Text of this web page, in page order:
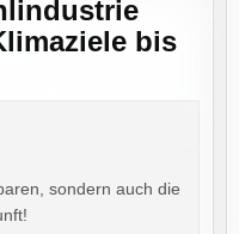
bis
sondern auch die